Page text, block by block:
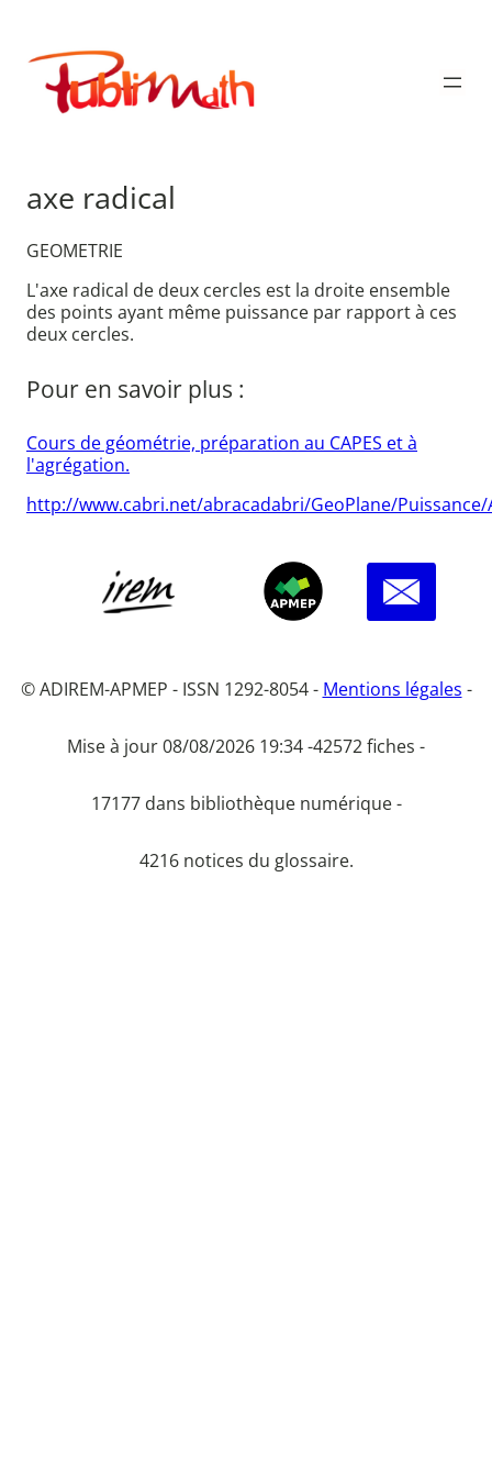
contenu
Publimath
axe radical
GEOMETRIE
L'axe radical de deux cercles est la droite ensemble
des points ayant même puissance par rapport à ces
deux cercles.
Pour en savoir plus :
Cours de géométrie, préparation au CAPES et à
l'agrégation.
http://www.cabri.net/abracadabri/GeoPlane/Puissance/
© ADIREM-APMEP - ISSN 1292-8054 - Mentions légales -
Mise à jour 08/08/2026 19:34 -42572 fiches -
17177 dans bibliothèque numérique -
4216 notices du glossaire.